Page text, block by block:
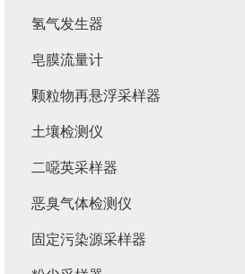
氢气发生器
皂膜流量计
颗粒物再悬浮采样器
土壤检测仪
二噁英采样器
恶臭气体检测仪
固定污染源采样器